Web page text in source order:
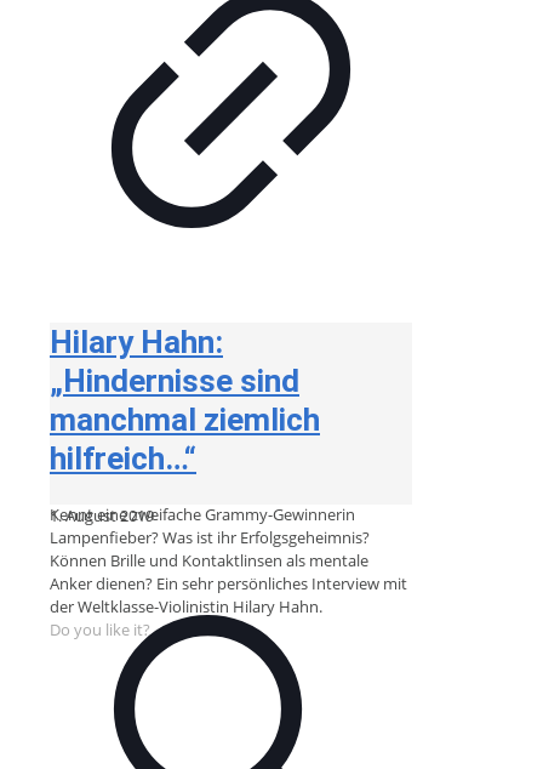
Hilary Hahn:
„Hindernisse sind
manchmal ziemlich
hilfreich…“
Kennt eine zweifache Grammy-Gewinnerin
Lampenfieber? Was ist ihr Erfolgsgeheimnis?
Können Brille und Kontaktlinsen als mentale
Anker dienen? Ein sehr persönliches Interview mit
der Weltklasse-Violinistin Hilary Hahn.
Do you like it?
1. August 2019